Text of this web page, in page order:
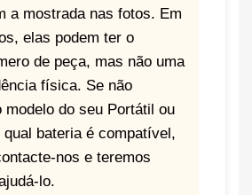
a mostrada nas fotos. Em
elas podem ter o
de peça, mas não uma
física. Se não
modelo do seu Portátil ou
qual bateria é compatível,
nos e teremos
lo.